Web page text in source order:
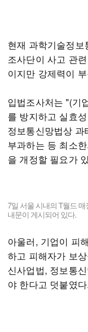
현재 과학기술정
조사단이 사고 관
이지만 강제력이
입법조사처는 "(기
를 방지하고 실효
정보통신망법상
부과하는 등 최소
을 개정할 필요가
7일 서울 시내의 T월드
내문이 게시되어 있다.
아울러, 기업이 피
하고 피해자가 보
신사업법, 정보통
야 한다고 덧붙였